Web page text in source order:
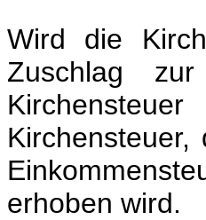
Wird die
Zuschlag
erhoben wird.